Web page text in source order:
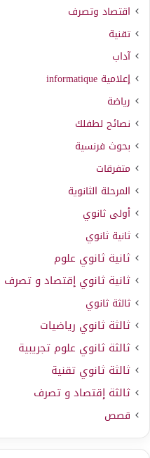
اقتصاد وتصرف
تقنية
آداب
إعلامية informatique
رياضة
نصائح لطفلك
بحوث فرنسية
متفرقات
المرحلة الثانوية
أولى ثانوي
ثانية ثانوي
ثانية ثانوي علوم
ثانية ثانوي إقتصاد و تصرف
ثالثة ثانوي
ثالثة ثانوي رياضيات
ثالثة ثانوي علوم تجريبية
ثالثة ثانوي تقنية
ثالثة إقتصاد و تصرف
قصص